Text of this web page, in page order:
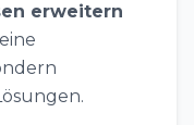
erweitern